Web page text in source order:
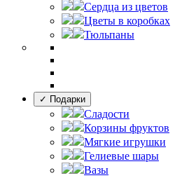
Сердца из цветов
Цветы в коробках
Тюльпаны
✓ Подарки
Сладости
Корзины фруктов
Мягкие игрушки
Гелиевые шары
Вазы